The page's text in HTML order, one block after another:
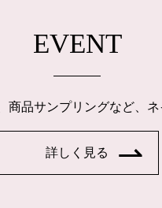
EVENT
品サンプリングなど、
詳しく見る